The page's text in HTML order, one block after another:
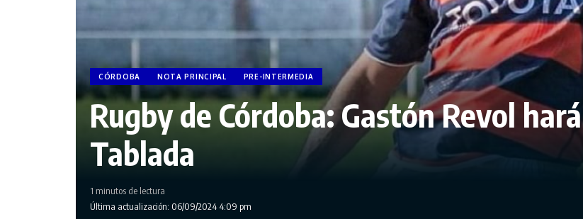
CÓRDOBA NOTA PRINCIPAL PRE-INTERMEDIA
Rugby de Córdoba: Gastón Revol
Tablada
Última actualización: 06/09/2024 4:09 pm
1 minutos de lectura